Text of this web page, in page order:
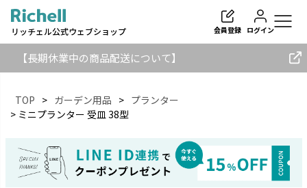
リッチェル公式ウェブショップ 会員登録 ログイン
【長期休業中の商品配送について】
TOP ガーデン用品
プランター
ミニプランター 受皿 38型